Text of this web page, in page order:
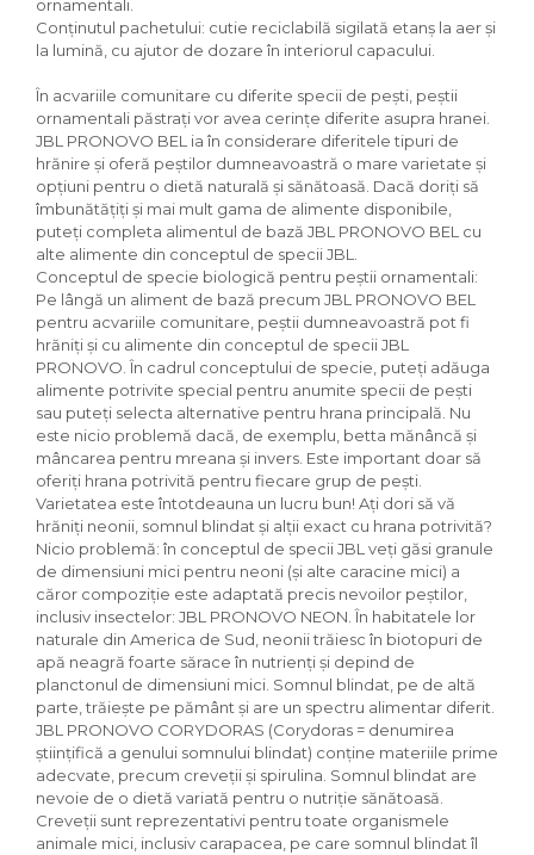
Igiena Iazuri
Conditioner apa iaz
Teste apa iaz
Filtre iaz
Pompe iaz
Incalzitor Iaz
Accesorii iaz
Cai
Toaletare cai
Casti echitatie
Accesorii cai
ornamentali.
Conținutul pachetului: cutie reciclabilă sigilată etanș la aer și
la lumină, cu ajutor de dozare în interiorul capacului.
În acvariile comunitare cu diferite specii de pești, peștii
ornamentali păstrați vor avea cerințe diferite asupra hranei.
JBL PRONOVO BEL ia în considerare diferitele tipuri de
hrănire și oferă peștilor dumneavoastră o mare varietate și
opțiuni pentru o dietă naturală și sănătoasă. Dacă doriți să
îmbunătățiți și mai mult gama de alimente disponibile,
puteți completa alimentul de bază JBL PRONOVO BEL cu
alte alimente din conceptul de specii JBL.
Conceptul de specie biologică pentru peștii ornamentali:
Pe lângă un aliment de bază precum JBL PRONOVO BEL
pentru acvariile comunitare, peștii dumneavoastră pot fi
hrăniți și cu alimente din conceptul de specii JBL
PRONOVO. În cadrul conceptului de specie, puteți adăuga
alimente potrivite special pentru anumite specii de pești
sau puteți selecta alternative pentru hrana principală. Nu
este nicio problemă dacă, de exemplu, betta mănâncă și
mâncarea pentru mreana și invers. Este important doar să
oferiți hrana potrivită pentru fiecare grup de pești.
Varietatea este întotdeauna un lucru bun! Ați dori să vă
hrăniți neonii, somnul blindat și alții exact cu hrana potrivită?
Nicio problemă: în conceptul de specii JBL veți găsi granule
de dimensiuni mici pentru neoni (și alte caracine mici) a
căror compoziție este adaptată precis nevoilor peștilor,
inclusiv insectelor: JBL PRONOVO NEON. În habitatele lor
naturale din America de Sud, neonii trăiesc în biotopuri de
apă neagră foarte sărace în nutrienți și depind de
planctonul de dimensiuni mici. Somnul blindat, pe de altă
parte, trăiește pe pământ și are un spectru alimentar diferit.
JBL PRONOVO CORYDORAS (Corydoras = denumirea
științifică a genului somnului blindat) conține materiile prime
adecvate, precum creveții și spirulina. Somnul blindat are
nevoie de o dietă variată pentru o nutriție sănătoasă.
Creveții sunt reprezentativi pentru toate organismele
animale mici, inclusiv carapacea, pe care somnul blindat îl